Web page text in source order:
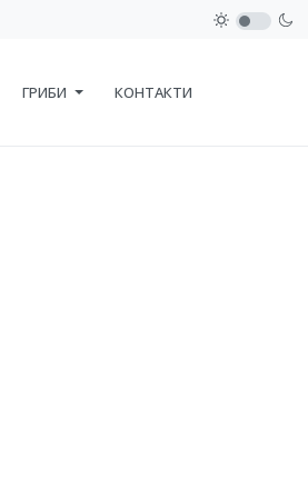
ГРИБИ КОНТАКТИ